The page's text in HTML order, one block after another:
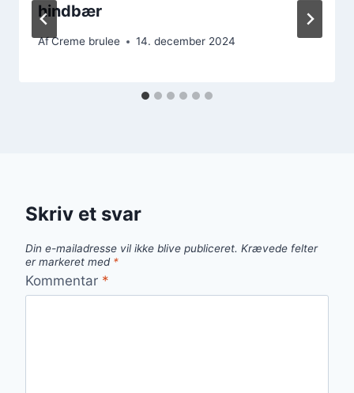
hindbær
AfCreme brulee 14. december 2024
Skriv et svar
Din e-mailadresse vil ikke blive publiceret. Krævede felter
er markeret med *
Kommentar *